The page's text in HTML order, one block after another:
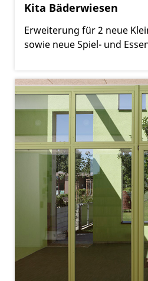
Kita Bäderwiesen
Erweiterung für 2 neue
sowie neue Spiel- und